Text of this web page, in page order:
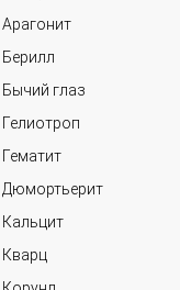
Арагонит
Берилл
Бычий глаз
Гелиотроп
Гематит
Дюмортьерит
Кальцит
Кварц